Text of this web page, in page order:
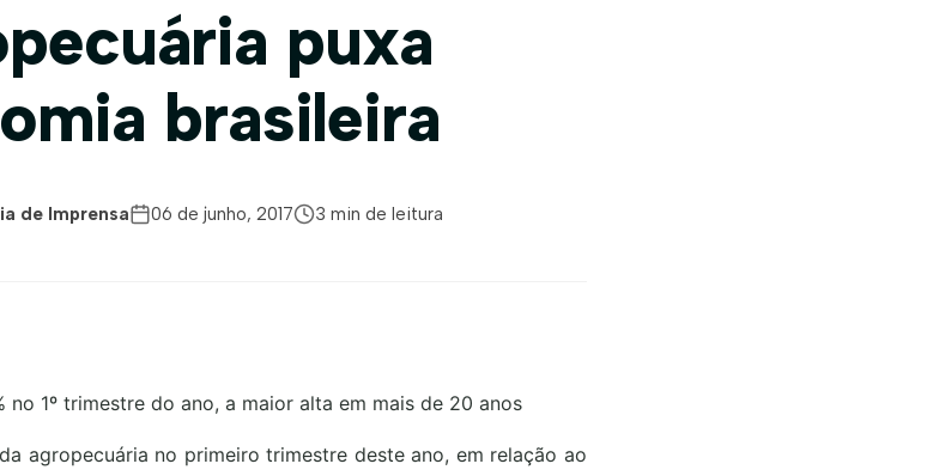
puxa
brasileira
de Imprensa 06 de junho, 2017 3 min de leitura
no 1º trimestre do ano, a maior alta em mais de 20 anos
agropecuária no primeiro trimestre deste ano, em relação ao